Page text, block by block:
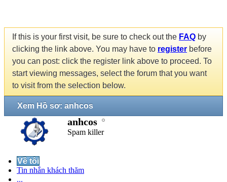
If this is your first visit, be sure to check out the FAQ by
clicking the link above. You may have to register before
you can post: click the register link above to proceed. To
start viewing messages, select the forum that you want
to visit from the selection below.
Xem Hồ sơ: anhcos
anhcos
Spam killer
Về tôi
Tin nhắn khách thăm
...